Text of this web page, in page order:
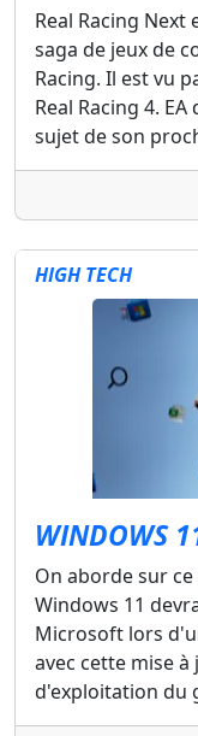
Real Racing
saga de jeux de
Racing. Il est vu
Real Racing 4.
sujet de son
HIGH TECH
WINDOWS
On aborde sur
Windows 11
Microsoft lors
avec cette mise
d'exploitation du